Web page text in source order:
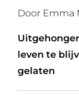
Door Emma
leven te
gelaten